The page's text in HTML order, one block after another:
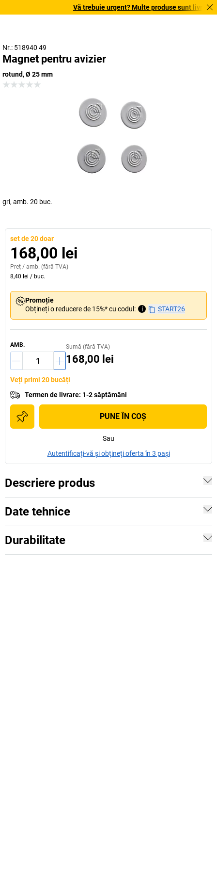
Vă trebuie urgent? Multe produse sunt livrate
Nr.: 518940 49
Magnet pentru avizier
rotund, Ø 25 mm
gri, amb. 20 buc.
set de 20 doar
168,00 lei
Preț / amb. (fără TVA)
8,40 lei / buc.
Promoție
Obțineți o reducere de 15%* cu codul:
i START26
AMB. Sumă (fără TVA)
168,00 lei
Veți primi 20 bucăți
Termen de livrare: 1-2 săptămâni
PUNE ÎN COŞ
Sau
Autentificați-vă și obțineți oferta în 3 pași
Descriere produs
Date tehnice
Durabilitate